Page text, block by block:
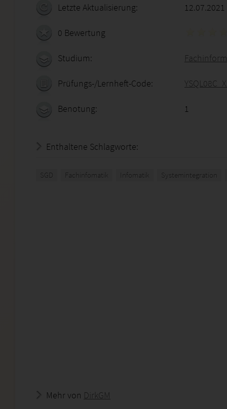
Letzte Aktualisierung: 12.07.2021
0 Bewertung
Studium:
Prüfungs-/Lernheft-Code:
Benotung: 1
Enthaltene Schlagworte:
SGD Fachinfomatik Infomatik Systemintegration
Mehr von DirkGM